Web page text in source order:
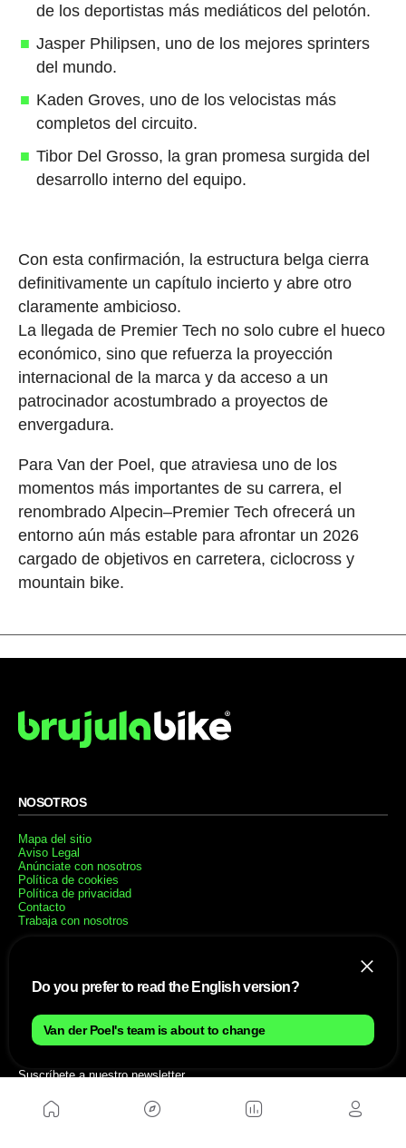
de los deportistas más mediáticos del pelotón.
Jasper Philipsen, uno de los mejores sprinters
del mundo.
Kaden Groves, uno de los velocistas más
completos del circuito.
Tibor Del Grosso, la gran promesa surgida del
desarrollo interno del equipo.
Con esta confirmación, la estructura belga cierra
definitivamente un capítulo incierto y abre otro
claramente ambicioso.
La llegada de Premier Tech no solo cubre el hueco
económico, sino que refuerza la proyección
internacional de la marca y da acceso a un
patrocinador acostumbrado a proyectos de
envergadura.
Para Van der Poel, que atraviesa uno de los
momentos más importantes de su carrera, el
renombrado Alpecin–Premier Tech ofrecerá un
entorno aún más estable para afrontar un 2026
cargado de objetivos en carretera, ciclocross y
mountain bike.
NOSOTROS
Mapa del sitio
Aviso Legal
Anúnciate con nosotros
Política de cookies
Política de privacidad
Contacto
Trabaja con nosotros
MusickMag
SÍGUENOS
Suscríbete a nuestro newsletter
Do you prefer to read the English version?
Van der Poel's team is about to change